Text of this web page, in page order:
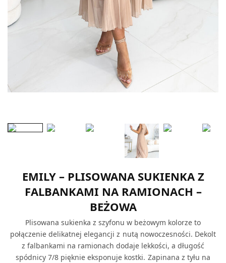
EMILY – PLISOWANA SUKIENKA Z
FALBANKAMI NA RAMIONACH –
BEŻOWA
Plisowana sukienka z szyfonu w beżowym kolorze to
połączenie delikatnej elegancji z nutą nowoczesności. Dekolt
z falbankami na ramionach dodaje lekkości, a długość
spódnicy 7/8 pięknie eksponuje kostki. Zapinana z tyłu na